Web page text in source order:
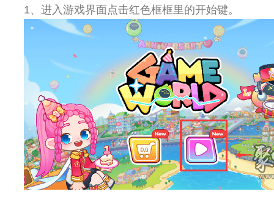
1、进入游戏界面点击红色框框里的开始键。